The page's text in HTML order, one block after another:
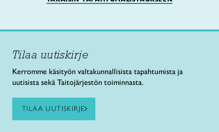
Tilaa uutiskirje
Kerromme käsityön valtakunnallisista tapahtumista ja
uutisista sekä Taitojärjestön toiminnasta.
TILAA UUTISKIRJE